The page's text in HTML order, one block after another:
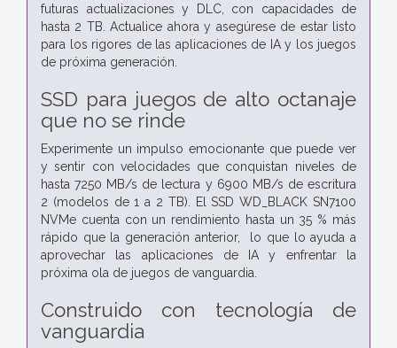
futuras actualizaciones y DLC, con capacidades de
hasta 2 TB. Actualice ahora y asegúrese de estar listo
para los rigores de las aplicaciones de IA y los juegos
de próxima generación.
SSD para juegos de alto octanaje
que no se rinde
Experimente un impulso emocionante que puede ver
y sentir con velocidades que conquistan niveles de
hasta 7250 MB/s de lectura y 6900 MB/s de escritura
2 (modelos de 1 a 2 TB). El SSD WD_BLACK SN7100
NVMe cuenta con un rendimiento hasta un 35 % más
rápido que la generación anterior, lo que lo ayuda a
aprovechar las aplicaciones de IA y enfrentar la
próxima ola de juegos de vanguardia.
Construido con tecnología de
vanguardia